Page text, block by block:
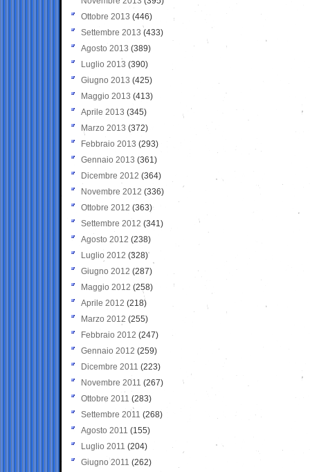
Ottobre 2013 (446)
Settembre 2013 (433)
Agosto 2013 (389)
Luglio 2013 (390)
Giugno 2013 (425)
Maggio 2013 (413)
Aprile 2013 (345)
Marzo 2013 (372)
Febbraio 2013 (293)
Gennaio 2013 (361)
Dicembre 2012 (364)
Novembre 2012 (336)
Ottobre 2012 (363)
Settembre 2012 (341)
Agosto 2012 (238)
Luglio 2012 (328)
Giugno 2012 (287)
Maggio 2012 (258)
Aprile 2012 (218)
Marzo 2012 (255)
Febbraio 2012 (247)
Gennaio 2012 (259)
Dicembre 2011 (223)
Novembre 2011 (267)
Ottobre 2011 (283)
Settembre 2011 (268)
Agosto 2011 (155)
Luglio 2011 (204)
Giugno 2011 (262)